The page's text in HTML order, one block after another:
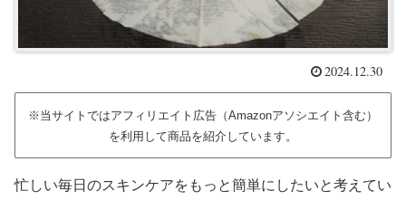
2024.12.30
※当サイトではアフィリエイト広告（Amazonアソシエイト含む）
を利用して商品を紹介しています。
忙しい毎日のスキンケアをもっと簡単にしたいと考えてい